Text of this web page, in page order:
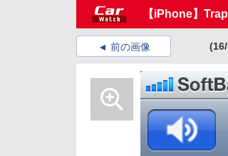
【iPhone】
前の画像